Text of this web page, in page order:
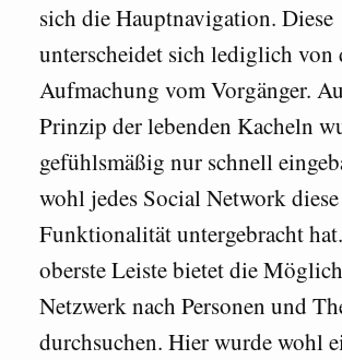
sich die Hauptnavigation. Diese
unterscheidet sich lediglich von
Aufmachung vom Vorgänger.
Prinzip der lebenden Kacheln
gefühlsmäßig nur schnell
wohl jedes Social Network diese
Funktionalität untergebracht
oberste Leiste bietet die
Netzwerk nach Personen und
durchsuchen. Hier wurde wohl